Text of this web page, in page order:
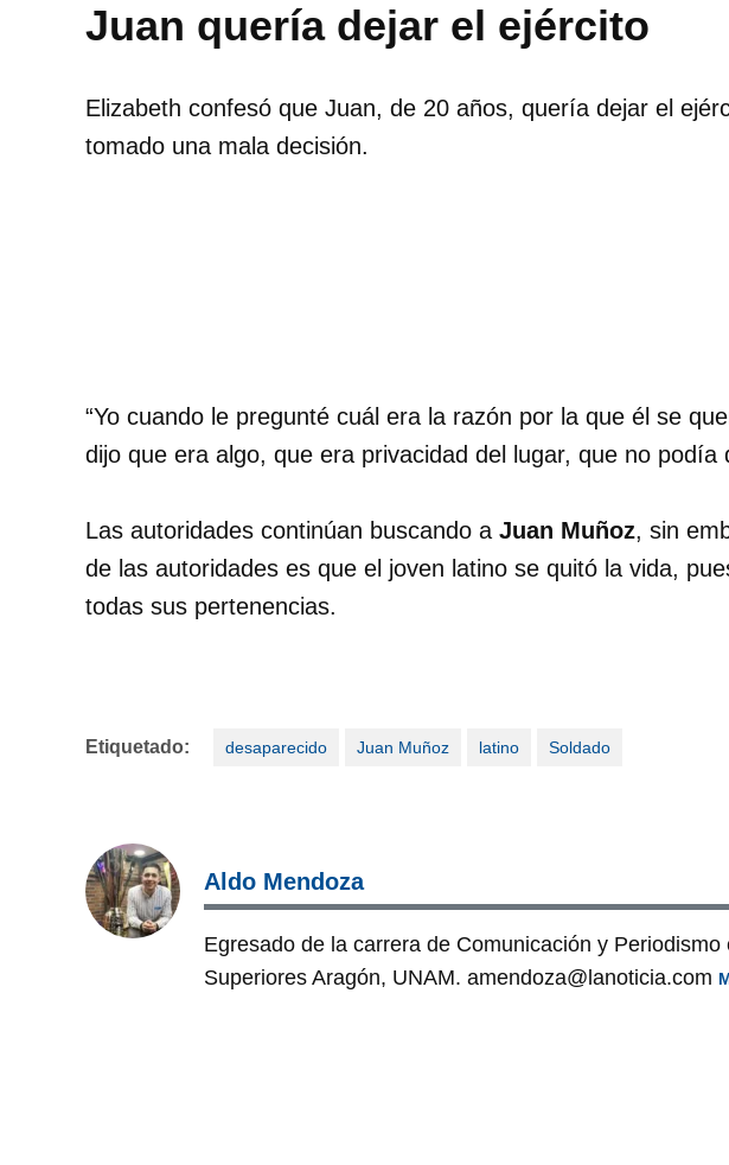
Juan quería dejar el ejército
Elizabeth confesó que Juan, de 20 años, quería dejar el
tomado una mala decisión.
“Yo cuando le pregunté cuál era la razón por la que él se
dijo que era algo, que era privacidad del lugar, que no podía
Las autoridades continúan buscando a Juan Muñoz, sin
de las autoridades es que el joven latino se quitó la vida,
todas sus pertenencias.
Etiquetado: desaparecido Juan Muñoz latino Soldado
Aldo Mendoza
Egresado de la carrera de Comunicación y
Superiores Aragón, UNAM. amendoza@lanoticia.com